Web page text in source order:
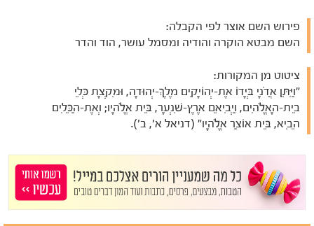
פירוש השם אוצר לפי הקבלה:
השם מבטא הוקרה והודיה ומסמל עושר, הוד והדר
ציטוט מן המקורות:
"וַיִּתֵּן אֲדֹנָי בְּיָדוֹ אֶת-יְהוֹיָקִים מֶלֶךְ-יְהוּדָה, וּמִקְצָת כְּלֵי
בֵית-הָאֱלֹהִים, וַיְבִיאֵם אֶרֶץ-שִׁנְעָר, בֵּית אֱלֹהָיו; וְאֶת-הַכֵּלִים
הֵבִיא, בֵּית אוֹצַר אֱלֹהָיו" (דניאל א', ב').